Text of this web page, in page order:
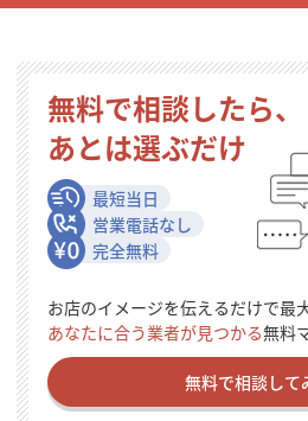
無料で相談したら、
あとは選ぶだけ
最短当日
営業電話なし
完全無料
お店のイメージを伝えるだけで最
あなたに合う業者が見つかる無料
無料で相談して